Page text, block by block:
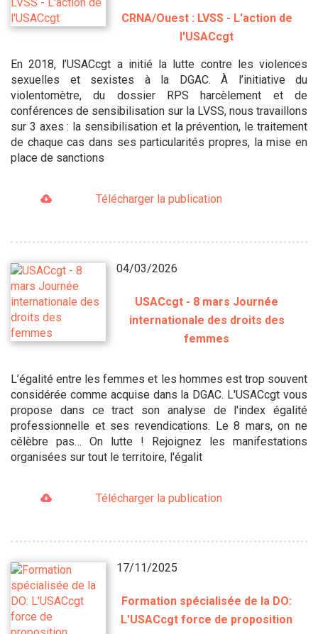
CRNA/Ouest : LVSS - L'action de
l'USACcgt
En 2018, l’USACcgt a initié la lutte contre les violences
sexuelles et sexistes à la DGAC. À l’initiative du
violentomètre, du dossier RPS harcèlement et de
conférences de sensibilisation sur la LVSS, nous travaillons
sur 3 axes : la sensibilisation et la prévention, le traitement
de chaque cas dans ses particularités propres, la mise en
place de sanctions
Télécharger la publication
04/03/2026
USACcgt - 8 mars Journée
internationale des droits des
femmes
L’égalité entre les femmes et les hommes est trop souvent
considérée comme acquise dans la DGAC. L'USACcgt vous
propose dans ce tract son analyse de l'index égalité
professionnelle et ses revendications. Le 8 mars, on ne
célèbre pas… On lutte ! Rejoignez les manifestations
organisées sur tout le territoire, l'égalit
Télécharger la publication
17/11/2025
Formation spécialisée de la DO:
L'USACcgt force de proposition